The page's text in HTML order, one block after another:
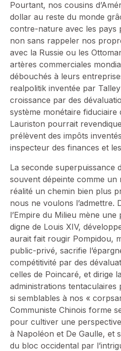
Pourtant, nos cousins
dollar au reste du monde
contre-nature avec les pays
non sans rappeler nos
avec la Russie ou les
artères commerciales
débouchés à leurs
realpolitik inventée par
croissance par des
système monétaire fiduciaire
Lauriston pourrait
prélèvent des impôts
inspecteur des finances et
La seconde superpuissance
souvent dépeinte comme un
réalité un chemin bien plus
nous ne voulons l’admettre.
l’Empire du Milieu mène
digne de Louis XIV,
aurait fait rougir Pompidou,
public-privé, sacrifie
compétitivité par des
celles de Poincaré, et dirige
administrations tentaculaires
si semblables à nos «
Communiste Chinois forme
pour cultiver une
à Napoléon et De Gaulle, et
du bloc occidental par